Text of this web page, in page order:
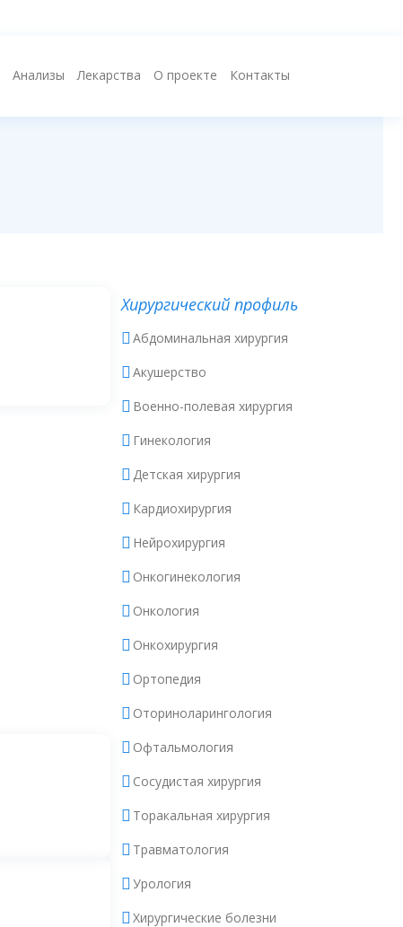
Анализы Лекарства О проекте Контакты
Хирургический профиль
Абдоминальная хирургия
Акушерство
Военно-полевая хирургия
Гинекология
Детская хирургия
Кардиохирургия
Нейрохирургия
Онкогинекология
Онкология
Онкохирургия
Ортопедия
Оториноларингология
Офтальмология
Сосудистая хирургия
Торакальная хирургия
Травматология
Урология
Хирургические болезни